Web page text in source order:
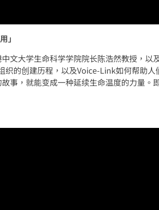
」
文大学生命科学学院院长陈浩然教授，以
的创建历程，以及Voice-Link如何帮助人
事，就能变成一种延续生命温度的力量。